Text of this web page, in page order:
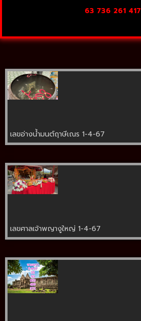
63 736 261 417
เลขอ่างน้ำมนต์ฤาษีเณร 1-4-67
เลขศาลเจ้าพญางูใหญ่ 1-4-67